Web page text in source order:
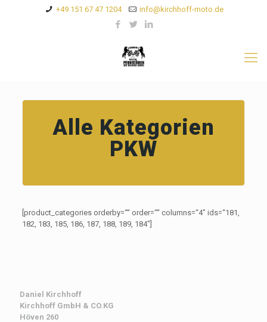
+49 151 67 47 1204 info@kirchhoff-moto.de
Alle Kategorien
PKW
[product_categories orderby=““ order=““ columns=“4″ ids=“181,
182, 183, 185, 186, 187, 188, 189, 184″]
Daniel Kirchhoff
Kirchhoff GmbH & CO.KG
Höven 260